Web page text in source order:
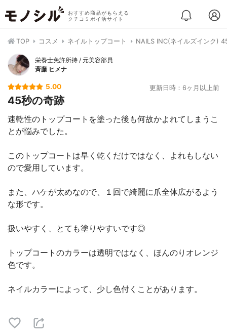
おすすめ商品がもらえる
クチコミポイ活サイト
TOP コスメ ネイルトップコート NAILS INC(ネイルズインク)
栄養士免許所持 / 元美容部員
斉藤 ヒメナ
5.00 更新日時：6ヶ月以上前
45秒の奇跡
速乾性のトップコートを塗った後も何故かよれてしまうこ
とが悩みでした。
このトップコートは早く乾くだけではなく、よれもしない
ので愛用しています。
また、ハケが太めなので、１回で綺麗に爪全体広がるよう
な形です。
扱いやすく、とても塗りやすいです◎
トップコートのカラーは透明ではなく、ほんのりオレンジ
色です。
ネイルカラーによって、少し色付くことがあります。